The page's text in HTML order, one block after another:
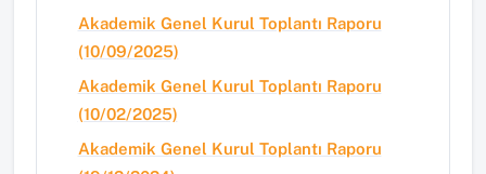
Akademik Genel Kurul Toplantı Raporu
(10/09/2025)
Akademik Genel Kurul Toplantı Raporu
(10/02/2025)
Akademik Genel Kurul Toplantı Raporu